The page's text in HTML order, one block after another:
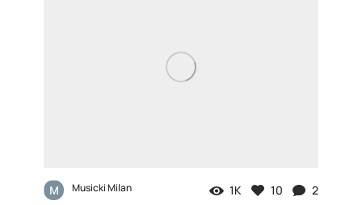
Musicki Milan 1K 10 2